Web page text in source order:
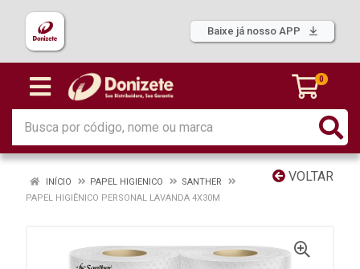
Baixe já nosso APP
0
VOLTAR
INÍCIO PAPEL HIGIENICO
SANTHER
PAPEL HIGIÊNICO PERSONAL LAVANDA 4X30M